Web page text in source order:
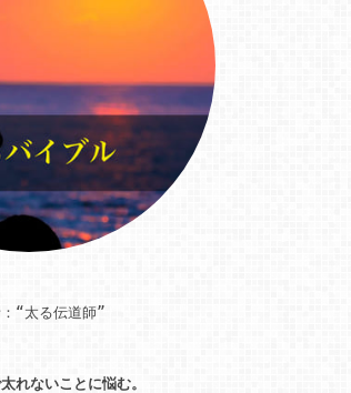
“太る伝道師”
れないことに悩む。